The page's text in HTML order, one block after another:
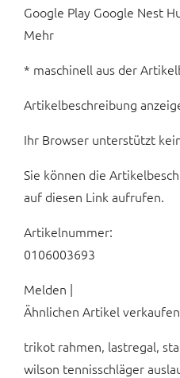
Google Play Google Nest
Mehr
* maschinell aus der
Artikelbeschreibung
Ihr Browser unterstützt
Sie können die
auf diesen Link aufrufen.
Artikelnummer:
0106003693
Melden |
Ähnlichen Artikel verkaufen
trikot rahmen, lastregal,
wilson tennisschläger